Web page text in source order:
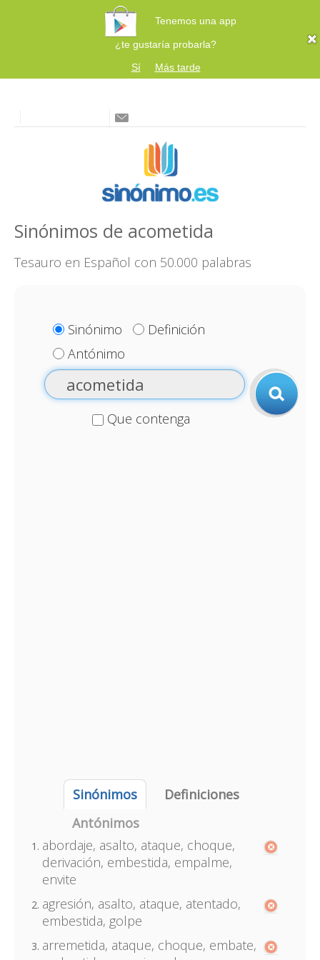
Tenemos una app
¿te gustaría probarla?
Sí
Más tarde
Sinónimos de acometida
Tesauro en Español con 50.000 palabras
Sinónimo
Definición
Antónimo
Que contenga
Sinónimos
Definiciones
Antónimos
abordaje, asalto, ataque, choque,
derivación, embestida, empalme,
envite
agresión, asalto, ataque, atentado,
embestida, golpe
arremetida, ataque, choque, embate,